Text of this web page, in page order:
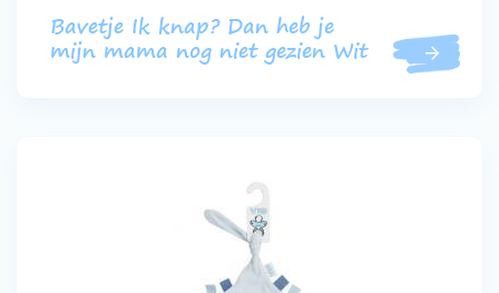
Bavetje Ik knap? Dan heb je
mijn mama nog niet gezien Wit